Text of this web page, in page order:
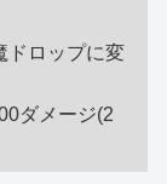
ドロップに変
ダメージ(2